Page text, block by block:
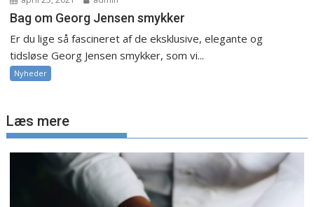
Bag om Georg Jensen smykker
Er du lige så fascineret af de eksklusive, elegante og
tidsløse Georg Jensen smykker, som vi...
Nyheder
Læs mere